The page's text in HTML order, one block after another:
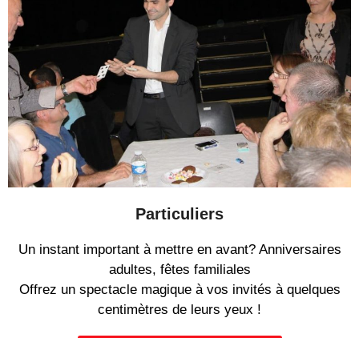
Particuliers
Un instant important à mettre en avant? Anniversaires
adultes, fêtes familiales
Offrez un spectacle magique à vos invités à quelques
centimètres de leurs yeux !